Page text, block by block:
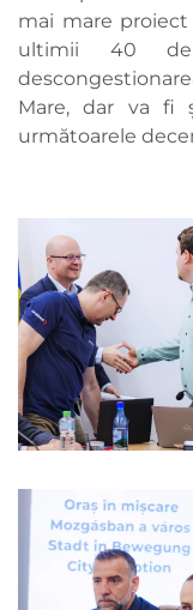
mai mare
ultimii 40
Mare, dar va fi
următoarele